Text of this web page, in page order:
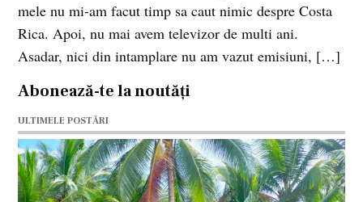
mele nu mi-am facut timp sa caut nimic despre Costa
Rica. Apoi, nu mai avem televizor de multi ani.
Asadar, nici din intamplare nu am vazut emisiuni, […]
Abonează-te la noutăți
ULTIMELE POSTĂRI